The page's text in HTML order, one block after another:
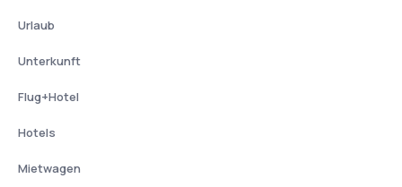
Urlaub
Unterkunft
Flug+Hotel
Hotels
Mietwagen